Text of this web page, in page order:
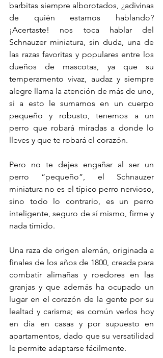
barbitas siempre alborotados, ¿adivinas
de quién estamos hablando?
¡Acertaste! nos toca hablar del
Schnauzer miniatura, sin duda, una de
las razas favoritas y populares entre los
dueños de mascotas, ya que su
temperamento vivaz, audaz y siempre
alegre llama la atención de más de uno,
si a esto le sumamos en un cuerpo
pequeño y robusto, tenemos a un
perro que robará miradas a donde lo
lleves y que te robará el corazón.
Pero no te dejes engañar al ser un
perro “pequeño”, el Schnauzer
miniatura no es el típico perro nervioso,
sino todo lo contrario, es un perro
inteligente, seguro de sí mismo, firme y
nada tímido.
Una raza de origen alemán, originada a
finales de los años de 1800, creada para
combatir alimañas y roedores en las
granjas y que además ha ocupado un
lugar en el corazón de la gente por su
lealtad y carisma; es común verlos hoy
en día en casas y por supuesto en
apartamentos, dado que su versatilidad
le permite adaptarse fácilmente.